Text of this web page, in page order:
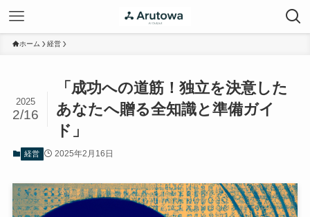
ホーム 経営
「成功への道筋！独立を決意した
あなたへ贈る全知識と準備ガイ
ド」
2025
2/16
経営 2025年2月16日